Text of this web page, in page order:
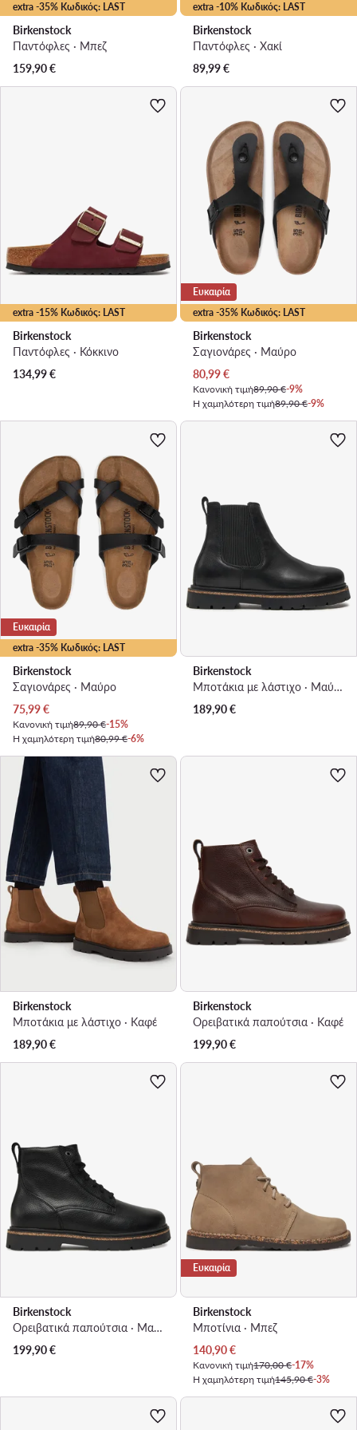
extra -35% Κωδικός: LAST
Birkenstock
Παντόφλες · Μπεζ
159,90€
extra -10% Κωδικός: LAST
Birkenstock
Παντόφλες · Χακί
89,99€
extra -15% Κωδικός: LAST
Birkenstock
Παντόφλες · Κόκκινο
134,99€
extra -35% Κωδικός: LAST
Ευκαιρία
Birkenstock
Σαγιονάρες · Μαύρο
Τρέχουσα τιμή
80,99€
Κανονική τιμή89,90 €-9%
Η χαμηλότερη τιμή89,90 €-9%
extra -35% Κωδικός: LAST
Ευκαιρία
Birkenstock
Σαγιονάρες · Μαύρο
Τρέχουσα τιμή
75,99€
Κανονική τιμή89,90 €-15%
Η χαμηλότερη τιμή80,99 €-6%
Birkenstock
Μποτάκια με λάστιχο · Μαύρο
189,90€
Birkenstock
Μποτάκια με λάστιχο · Καφέ
189,90€
Birkenstock
Ορειβατικά παπούτσια · Καφέ
199,90€
Birkenstock
Ορειβατικά παπούτσια · Μαύρο
199,90€
Ευκαιρία
Birkenstock
Μποτίνια · Μπεζ
Τρέχουσα τιμή
140,90€
Κανονική τιμή170,00 €-17%
Η χαμηλότερη τιμή145,90 €-3%